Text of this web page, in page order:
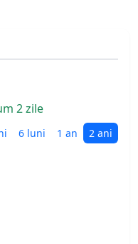
2 zile
6 luni 1 an 2 ani